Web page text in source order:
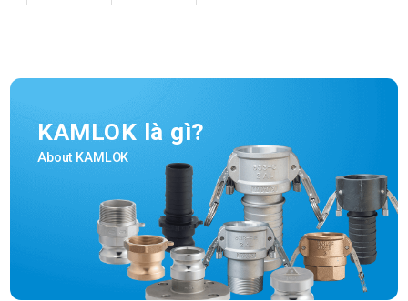
KAMLOK là gì?
About KAMLOK